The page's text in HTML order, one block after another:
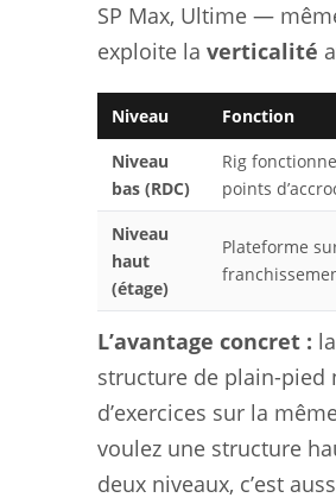
SP Max, Ultime —
exploite la verticalité
Niveau Fonction
Niveau
bas (RDC)
Rig
points
Niveau
haut
(étage)
Plateforme
L’avantage concret :
structure de plain-pied
d’exercices sur la
voulez une structure
deux niveaux, c’est